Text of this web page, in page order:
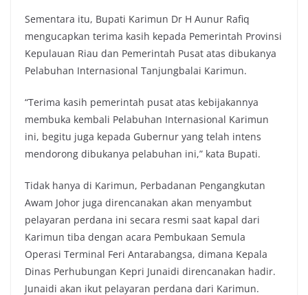
Sementara itu, Bupati Karimun Dr H Aunur Rafiq
mengucapkan terima kasih kepada Pemerintah Provinsi
Kepulauan Riau dan Pemerintah Pusat atas dibukanya
Pelabuhan Internasional Tanjungbalai Karimun.
“Terima kasih pemerintah pusat atas kebijakannya
membuka kembali Pelabuhan Internasional Karimun
ini, begitu juga kepada Gubernur yang telah intens
mendorong dibukanya pelabuhan ini,” kata Bupati.
Tidak hanya di Karimun, Perbadanan Pengangkutan
Awam Johor juga direncanakan akan menyambut
pelayaran perdana ini secara resmi saat kapal dari
Karimun tiba dengan acara Pembukaan Semula
Operasi Terminal Feri Antarabangsa, dimana Kepala
Dinas Perhubungan Kepri Junaidi direncanakan hadir.
Junaidi akan ikut pelayaran perdana dari Karimun.